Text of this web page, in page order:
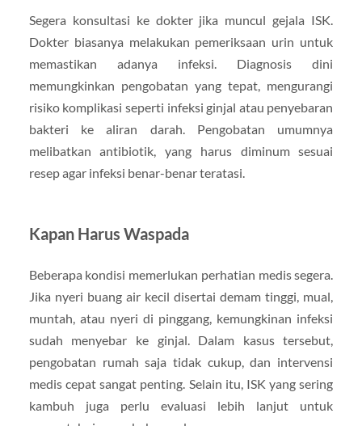
Segera konsultasi ke dokter jika muncul gejala ISK.
Dokter biasanya melakukan pemeriksaan urin untuk
memastikan adanya infeksi. Diagnosis dini
memungkinkan pengobatan yang tepat, mengurangi
risiko komplikasi seperti infeksi ginjal atau penyebaran
bakteri ke aliran darah. Pengobatan umumnya
melibatkan antibiotik, yang harus diminum sesuai
resep agar infeksi benar-benar teratasi.
Kapan Harus Waspada
Beberapa kondisi memerlukan perhatian medis segera.
Jika nyeri buang air kecil disertai demam tinggi, mual,
muntah, atau nyeri di pinggang, kemungkinan infeksi
sudah menyebar ke ginjal. Dalam kasus tersebut,
pengobatan rumah saja tidak cukup, dan intervensi
medis cepat sangat penting. Selain itu, ISK yang sering
kambuh juga perlu evaluasi lebih lanjut untuk